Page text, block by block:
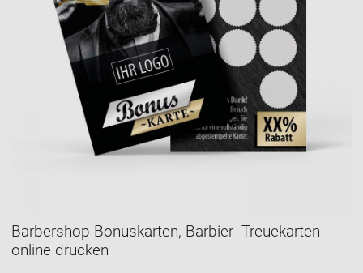
Barbershop Bonuskarten, Barbier- Treuekarten
online drucken